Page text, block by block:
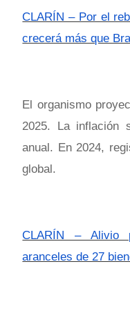
CLARÍN – Por el
crecerá más que
El organismo
2025. La inflación
anual. En 2024,
global.
CLARÍN – Alivio
aranceles de 27